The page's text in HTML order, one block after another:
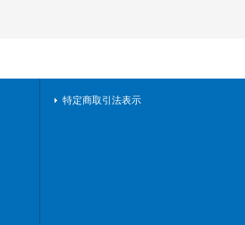
特定商取引法表示